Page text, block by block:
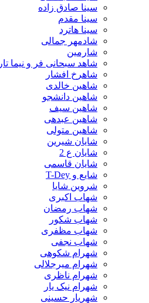
سینا صادق زاده
سینا مقدم
سینا هاترد
شادمهر جمالی
شارمین
شاهد سبحانی فر و نیما تاری
شاهرخ افشار
شاهین خالدی
شاهین دانشجو
شاهین سیف
شاهین عبدهی
شاهین متولی
شایان شیرین
شایان ع 2
شایان قاسمی
شایع و T-Dey
شروین شایا
شهاب اکبری
شهاب رمضان
شهاب شکور
شهاب مظفری
شهاب نجفی
شهرام شکوهی
شهرام میرجلالی
شهرام ناظری
شهرام نیک یار
شهریار حسینی